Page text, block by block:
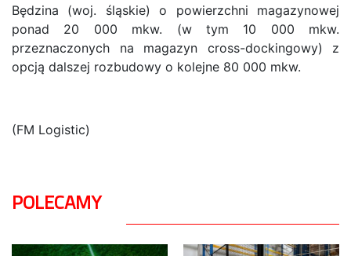
Będzina (woj. śląskie) o powierzchni magazynowej
ponad 20 000 mkw. (w tym 10 000 mkw.
przeznaczonych na magazyn cross-dockingowy) z
opcją dalszej rozbudowy o kolejne 80 000 mkw.
(FM Logistic)
POLECAMY